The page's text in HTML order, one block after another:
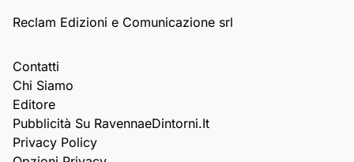
Reclam Edizioni e Comunicazione srl
Contatti
Chi Siamo
Editore
Pubblicità Su RavennaeDintorni.it
Privacy Policy